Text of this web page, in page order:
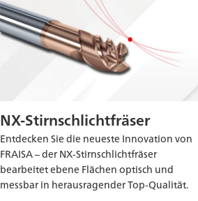
NX-Stirnschlichtfräser
Entdecken Sie die neueste Innovation von
FRAISA – der NX-Stirnschlichtfräser
bearbeitet ebene Flächen optisch und
messbar in herausragender Top-Qualität.